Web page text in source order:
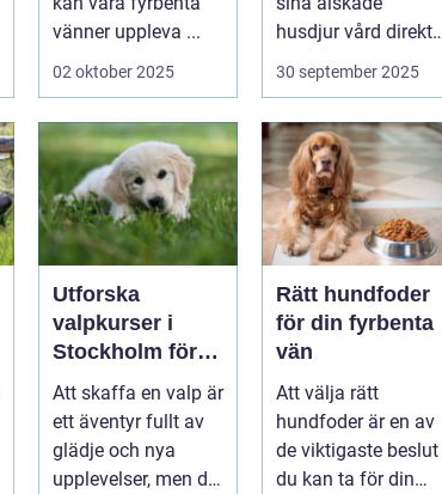
vänner uppleva ...
02 oktober 2025
husdjur vård direkt i
hemmet. I st...
30 september 2025
Utforska
valpkurser i
Stockholm för
en lycklig och
välanpassad
valp
Att skaffa en valp är
ett äventyr fullt av
glädje och nya
upplevelser, men det
Rätt hundfoder
för din fyrbenta
vän
Att välja rätt
hundfoder är en av
de viktigaste beslut
du kan ta för din